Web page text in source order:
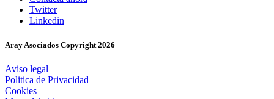
Twitter
Linkedin
Aray Asociados Copyright 2026
Aviso legal
Politica de Privacidad
Cookies